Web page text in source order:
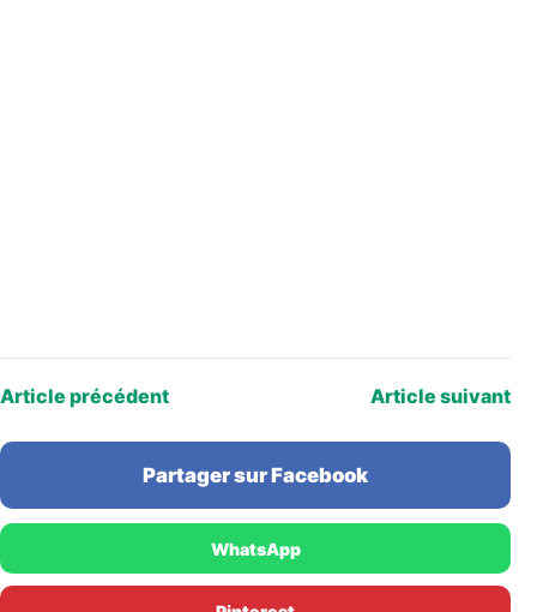
Article précédent Article suivant
Partager sur Facebook
WhatsApp